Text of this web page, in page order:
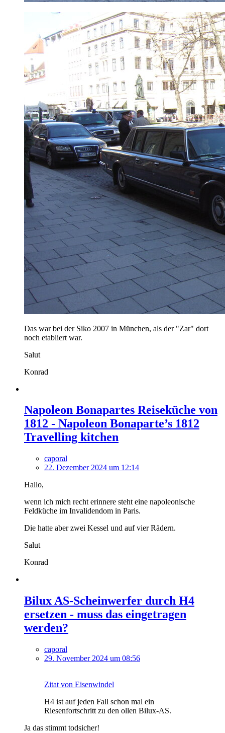
Das war bei der Siko 2007 in München, als der "Zar" dort
noch etabliert war.
Salut
Konrad
Napoleon Bonapartes Reiseküche von
1812 - Napoleon Bonaparte’s 1812
Travelling kitchen
caporal
22. Dezember 2024 um 12:14
Hallo,
wenn ich mich recht erinnere steht eine napoleonische
Feldküche im Invalidendom in Paris.
Die hatte aber zwei Kessel und auf vier Rädern.
Salut
Konrad
Bilux AS-Scheinwerfer durch H4
ersetzen - muss das eingetragen
werden?
caporal
29. November 2024 um 08:56
Zitat von Eisenwindel
H4 ist auf jeden Fall schon mal ein
Riesenfortschritt zu den ollen Bilux-AS.
Ja das stimmt todsicher!